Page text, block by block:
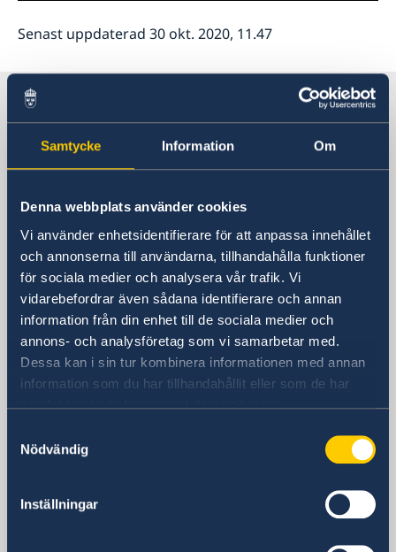
Samtycke Information Om
Denna webbplats använder cookies
Vi använder enhetsidentifierare för att anpassa innehållet
och annonserna till användarna, tillhandahålla funktioner
för sociala medier och analysera vår trafik. Vi
vidarebefordrar även sådana identifierare och annan
information från din enhet till de sociala medier och
annons- och analysföretag som vi samarbetar med.
Dessa kan i sin tur kombinera informationen med annan
information som du har tillhandahållit eller som de har
samlat in när du har använt deras tjänster.
Nödvändig
Inställningar
Senast uppdaterad 30 okt. 2020, 11.47
Sverige i Tyskland
Sveriges ambassad
Besöksadress
Rauchstraße 1
10787 Berlin
Postadress
Schwedische Botschaft
Rauchstraße 1
10787 Berlin
Tyskland
Telefonnummer
ambassaden.berlin(a)gov.se